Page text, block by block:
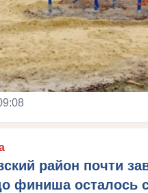
район почти
финиша осталось